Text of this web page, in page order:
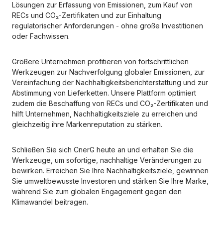
Lösungen zur Erfassung von Emissionen, zum Kauf von
RECs und CO₂-Zertifikaten und zur Einhaltung
regulatorischer Anforderungen - ohne große Investitionen
oder Fachwissen.
Größere Unternehmen profitieren von fortschrittlichen
Werkzeugen zur Nachverfolgung globaler Emissionen, zur
Vereinfachung der Nachhaltigkeitsberichterstattung und zur
Abstimmung von Lieferketten. Unsere Plattform optimiert
zudem die Beschaffung von RECs und CO₂-Zertifikaten und
hilft Unternehmen, Nachhaltigkeitsziele zu erreichen und
gleichzeitig ihre Markenreputation zu stärken.
Schließen Sie sich CnerG heute an und erhalten Sie die
Werkzeuge, um sofortige, nachhaltige Veränderungen zu
bewirken. Erreichen Sie Ihre Nachhaltigkeitsziele, gewinnen
Sie umweltbewusste Investoren und stärken Sie Ihre Marke,
während Sie zum globalen Engagement gegen den
Klimawandel beitragen.